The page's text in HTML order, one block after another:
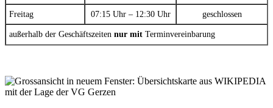
Freitag 07:15 Uhr – 12:30 Uhr geschlossen
außerhalb der Geschäftszeiten nur mit Terminvereinbarung